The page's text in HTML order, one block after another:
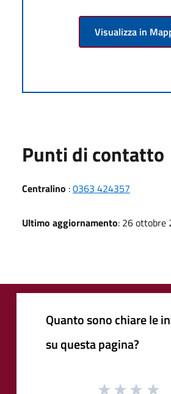
Visualizza in
Punti di contatto
Centralino :0363 424357
Ultimo aggiornamento: 26 ottobre
Quanto sono chiare le
su questa pagina?